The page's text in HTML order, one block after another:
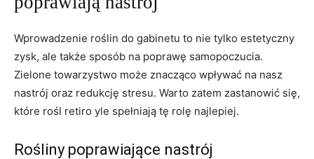
Wprowadzenie roślin do gabinetu to nie tylko estetyczny
zysk, ale także sposób na poprawę samopoczucia.
Zielone towarzystwo może znacząco wpływać na nasz
nastrój oraz redukcję stresu. Warto zatem zastanowić się,
które rośl retiro yle spełniają tę rolę najlepiej.
Rośliny poprawiające nastrój